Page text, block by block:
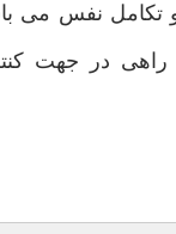
تکامل نفس می
راهی در جهت